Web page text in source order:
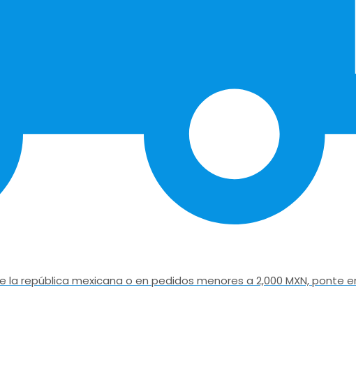
república mexicana o en pedidos menores a 2,000 MXN, ponte